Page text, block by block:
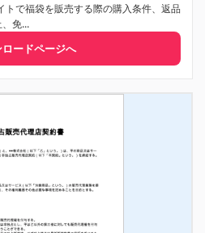
トで福袋を販売する際の購入条件、返品
免...
ロードページへ